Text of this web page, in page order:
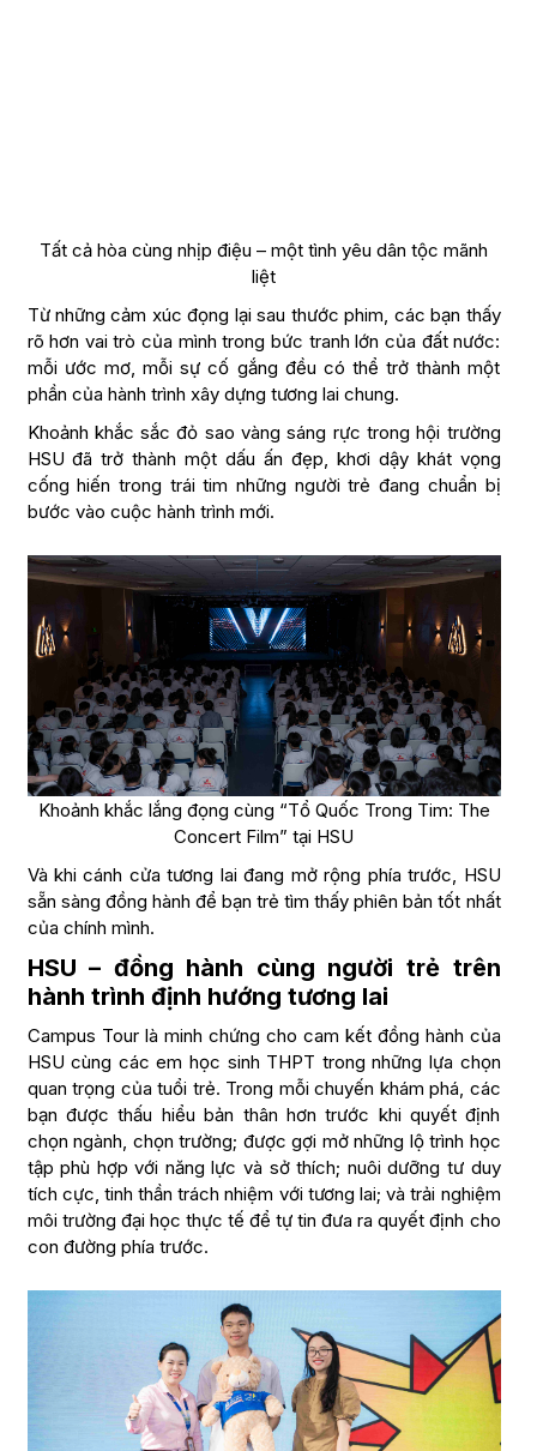
Tất cả hòa cùng nhịp điệu – một tình yêu dân tộc mãnh
liệt
Từ những cảm xúc đọng lại sau thước phim, các bạn thấy
rõ hơn vai trò của mình trong bức tranh lớn của đất nước:
mỗi ước mơ, mỗi sự cố gắng đều có thể trở thành một
phần của hành trình xây dựng tương lai chung.
Khoảnh khắc sắc đỏ sao vàng sáng rực trong hội trường
HSU đã trở thành một dấu ấn đẹp, khơi dậy khát vọng
cống hiến trong trái tim những người trẻ đang chuẩn bị
bước vào cuộc hành trình mới.
Khoảnh khắc lắng đọng cùng “Tổ Quốc Trong Tim: The
Concert Film” tại HSU
Và khi cánh cửa tương lai đang mở rộng phía trước, HSU
sẵn sàng đồng hành để bạn trẻ tìm thấy phiên bản tốt nhất
của chính mình.
HSU – đồng hành cùng người trẻ trên
hành trình định hướng tương lai
Campus Tour là minh chứng cho cam kết đồng hành của
HSU cùng các em học sinh THPT trong những lựa chọn
quan trọng của tuổi trẻ. Trong mỗi chuyến khám phá, các
bạn được thấu hiểu bản thân hơn trước khi quyết định
chọn ngành, chọn trường; được gợi mở những lộ trình học
tập phù hợp với năng lực và sở thích; nuôi dưỡng tư duy
tích cực, tinh thần trách nhiệm với tương lai; và trải nghiệm
môi trường đại học thực tế để tự tin đưa ra quyết định cho
con đường phía trước.